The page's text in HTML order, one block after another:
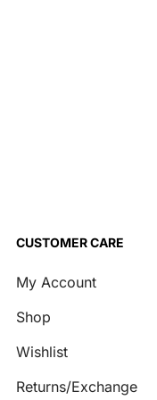
CUSTOMER CARE
My Account
Shop
Wishlist
Returns/Exchange